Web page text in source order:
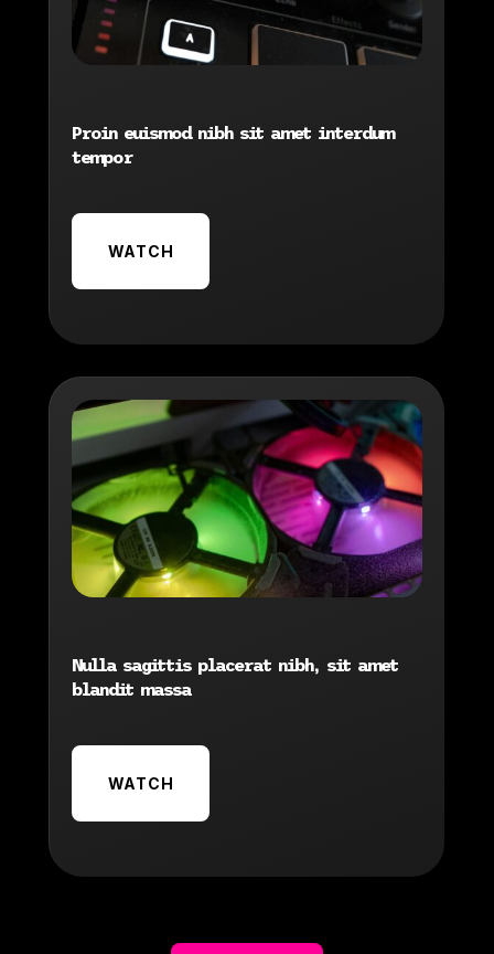
Proin euismod nibh sit amet interdum
tempor
WATCH
Nulla sagittis placerat nibh, sit amet
blandit massa
WATCH